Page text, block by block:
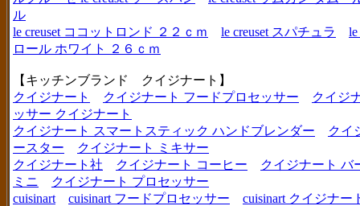
ル
le creuset ココットロンド ２２ｃｍ
le creuset スパチュラ
le
ロール ホワイト ２６ｃｍ
【キッチンブランド クイジナート】
クイジナート
クイジナート フードプロセッサー
クイジ
ッサー クイジナート
クイジナート スマートスティック ハンドブレンダー
クイ
ースター
クイジナート ミキサー
クイジナート社
クイジナート コーヒー
クイジナート バ
ミニ
クイジナート プロセッサー
cuisinart
cuisinart フードプロセッサー cuisinart クイジナー